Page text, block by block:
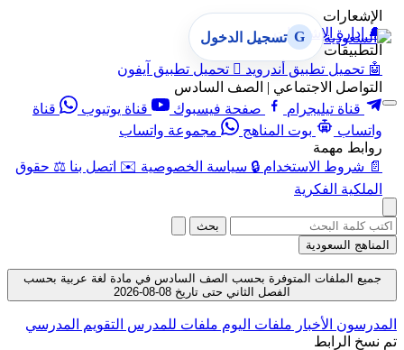
الإشعارات
🔔 إدارة الإشعارات
التطبيقات
🤖 تحميل تطبيق أندرويد  تحميل تطبيق آيفون
التواصل الاجتماعي | الصف السادس
قناة تيليجرام
صفحة فيسبوك قناة يوتيوب
قناة
واتساب
بوت المناهج
مجموعة واتساب
روابط مهمة
📄 شروط الاستخدام 🔒 سياسة الخصوصية ✉️ اتصل بنا ⚖️ حقوق
الملكية الفكرية
G تسجيل الدخول
بحث
المناهج السعودية
جميع الملفات المتوفرة بحسب الصف السادس في مادة لغة عربية بحسب
الفصل الثاني حتى تاريخ 08-08-2026
المدرسون الأخبار ملفات اليوم ملفات للمدرس التقويم المدرسي
تم نسخ الرابط